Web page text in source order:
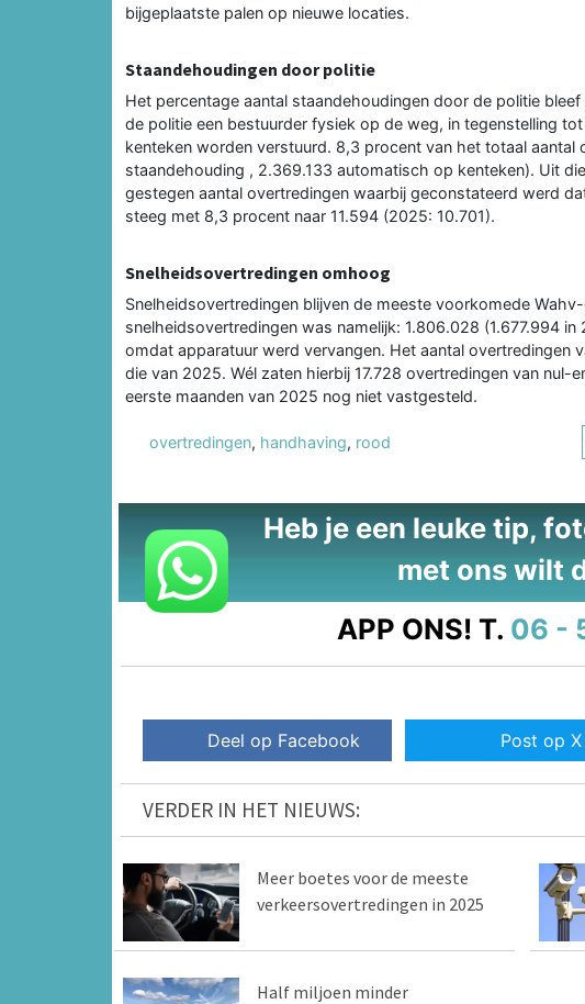
bijgeplaatste palen op nieuwe locaties.
Staandehoudingen door politie
Het percentage aantal staandehoudingen door de politie
de politie een bestuurder fysiek op de weg, in tegenstelling
kenteken worden verstuurd. 8,3 procent van het totaal
staandehouding , 2.369.133 automatisch op kenteken). Uit
gestegen aantal overtredingen waarbij geconstateerd werd
steeg met 8,3 procent naar 11.594 (2025: 10.701).
Snelheidsovertredingen omhoog
Snelheidsovertredingen blijven de meeste voorkomede
snelheidsovertredingen was namelijk: 1.806.028 (1.677.994
omdat apparatuur werd vervangen. Het aantal overtredingen
die van 2025. Wél zaten hierbij 17.728 overtredingen van nul-
eerste maanden van 2025 nog niet vastgesteld.
overtredingen, handhaving, rood
Heb je een leuke tip,
met ons wilt
APP ONS! T. 06 -
Deel op Facebook Post op X
VERDER IN HET NIEUWS:
Meer boetes voor de meeste
verkeersovertredingen in 2025
Half miljoen minder